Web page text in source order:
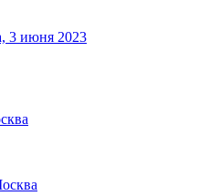
3 июня 2023